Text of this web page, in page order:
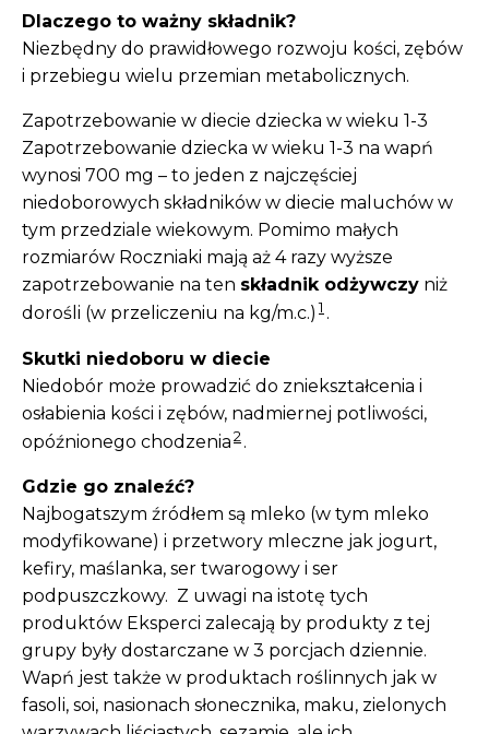
Dlaczego to ważny składnik?
Niezbędny do prawidłowego rozwoju kości, zębów
i przebiegu wielu przemian metabolicznych.
Zapotrzebowanie w diecie dziecka w wieku 1-3
Zapotrzebowanie dziecka w wieku 1-3 na wapń
wynosi 700 mg – to jeden z najczęściej
niedoborowych składników w diecie maluchów w
tym przedziale wiekowym. Pomimo małych
rozmiarów Roczniaki mają aż 4 razy wyższe
zapotrzebowanie na ten składnik odżywczy niż
dorośli (w przeliczeniu na kg/m.c.) 1 .
Skutki niedoboru w diecie
Niedobór może prowadzić do zniekształcenia i
osłabienia kości i zębów, nadmiernej potliwości,
opóźnionego chodzenia2 .
Gdzie go znaleźć?
Najbogatszym źródłem są mleko (w tym mleko
modyfikowane) i przetwory mleczne jak jogurt,
kefiry, maślanka, ser twarogowy i ser
podpuszczkowy. Z uwagi na istotę tych
produktów Eksperci zalecają by produkty z tej
grupy były dostarczane w 3 porcjach dziennie.
Wapń jest także w produktach roślinnych jak w
fasoli, soi, nasionach słonecznika, maku, zielonych